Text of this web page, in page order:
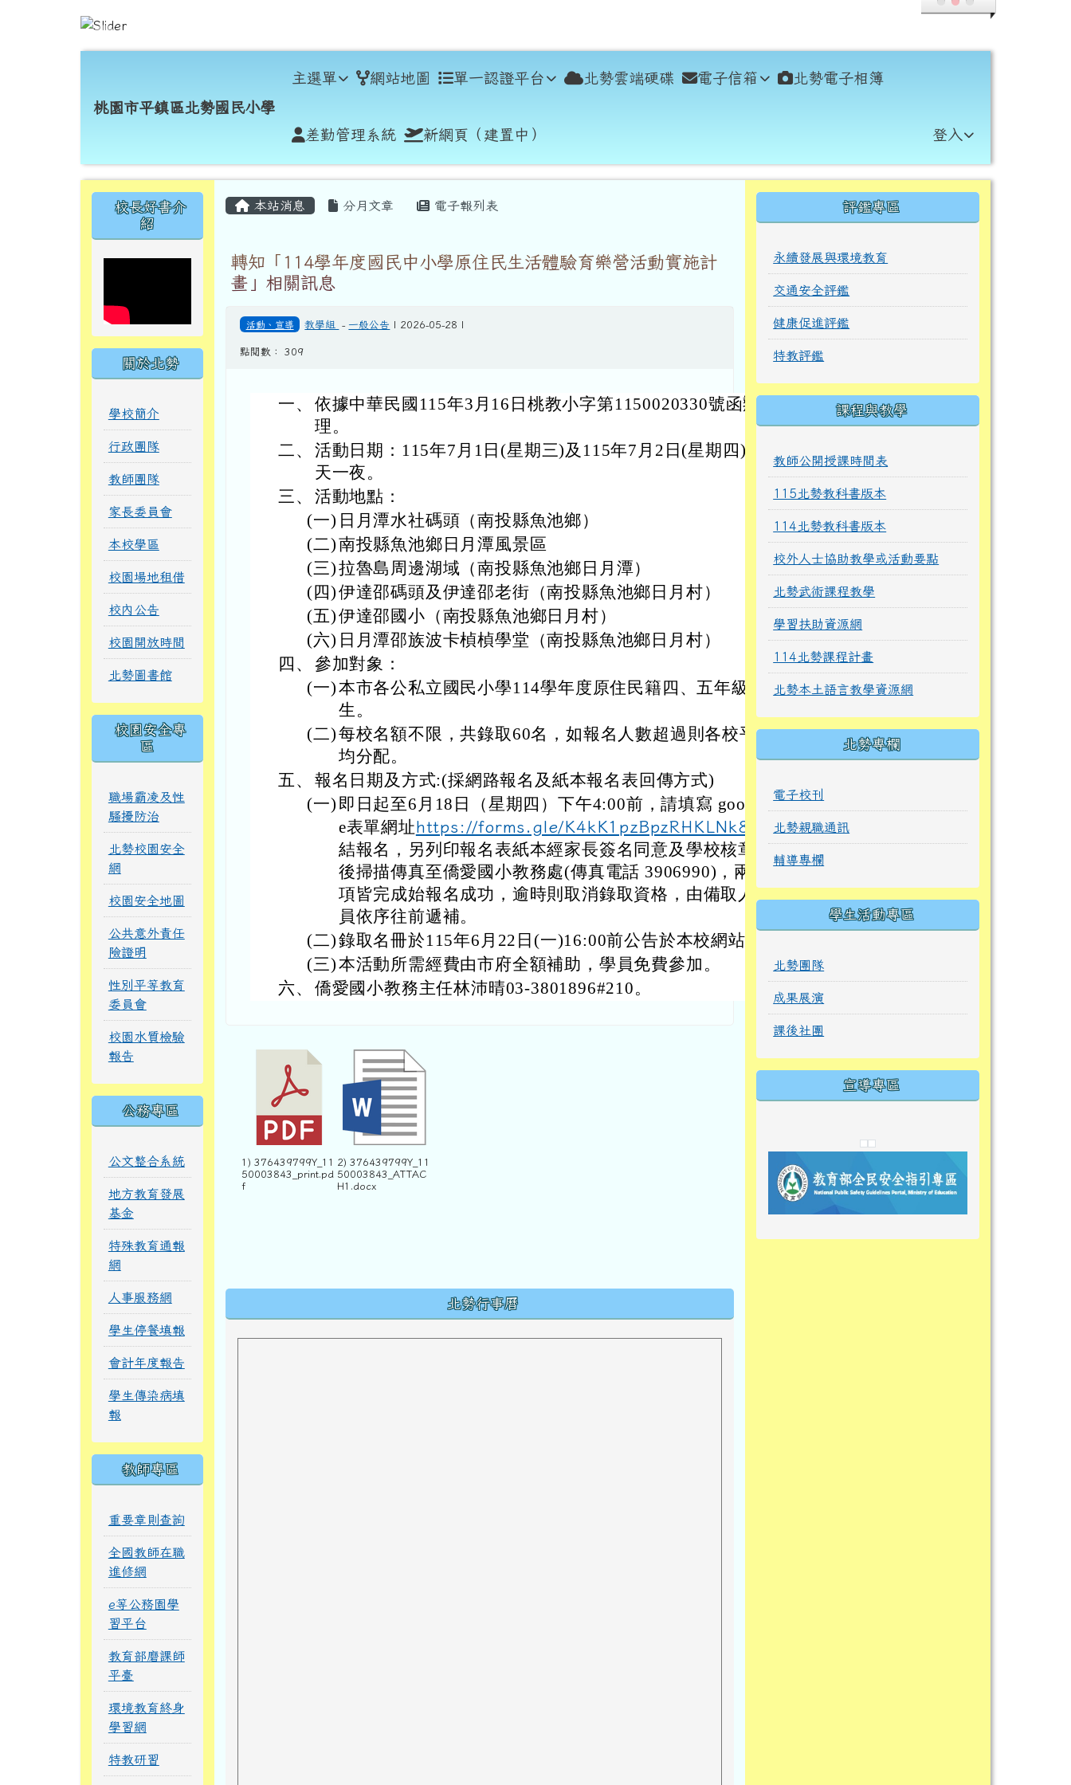
桃園市平鎮區北勢國民小學
桃園市平鎮區北勢國民小學
主選單 網站地圖 單一認證平台 北勢雲端硬碟 電子信箱 北勢電子相簿
差勤管理系統 新網頁（建置中） 登入
左邊區域內容
校長好書介
紹
關於北勢
學校簡介
行政團隊
教師團隊
家長委員會
本校學區
校園場地租借
校內公告
校園開放時間
北勢圖書館
校園安全專
區
職場霸凌及性
騷擾防治
北勢校園安全
網
校園安全地圖
公共意外責任
險證明
性別平等教育
委員會
校園水質檢驗
報告
公務專區
公文整合系統
地方教育發展
基金
特殊教育通報
網
人事服務網
學生停餐填報
會計年度報告
學生傳染病填
報
教師專區
重要章則查詢
全國教師在職
進修網
e等公務園學
習平台
教育部磨課師
平臺
環境教育終身
學習網
特教研習
主內容區域
本站消息 分月文章 電子報列表
轉知「114學年度國民中小學原住民生活體驗育樂營活動實施計
畫」相關訊息
活動、宣導 教學組 - 一般公告 | 2026-05-28 |
點閱數： 309
一、 依據中華民國115年3月16日桃教小字第1150020330號函辦
理。
二、 活動日期：115年7月1日(星期三)及115年7月2日(星期四)兩
天一夜。
三、 活動地點：
(一) 日月潭水社碼頭（南投縣魚池鄉）
(二)南投縣魚池鄉日月潭風景區
(三)拉魯島周邊湖域（南投縣魚池鄉日月潭）
(四)伊達邵碼頭及伊達邵老街（南投縣魚池鄉日月村）
(五)伊達邵國小（南投縣魚池鄉日月村）
(六) 日月潭邵族波卡楨楨學堂（南投縣魚池鄉日月村）
四、 參加對象：
(一)本市各公私立國民小學114學年度原住民籍四、五年級學
生。
(二)每校名額不限，共錄取60名，如報名人數超過則各校平
均分配。
五、 報名日期及方式:(採網路報名及紙本報名表回傳方式)
(一) 即日起至6月18日（星期四）下午4:00前，請填寫 googl
e表單網址https://forms.gle/K4kK1pzBpzRHKLNk8
結報名，另列印報名表紙本經家長簽名同意及學校核章
後掃描傳真至僑愛國小教務處(傳真電話 3906990)，兩
項皆完成始報名成功，逾時則取消錄取資格，由備取人
員依序往前遞補。
(二)錄取名冊於115年6月22日(一)16:00前公告於本校網站。
(三)本活動所需經費由市府全額補助，學員免費參加。
六、 僑愛國小教務主任林沛晴03-3801896#210。
1) 376439799Y_11
50003843_print.pd
f
2) 376439799Y_11
50003843_ATTAC
H1.docx
北勢行事曆
右邊區域內容
評鑑專區
永續發展與環境教育
交通安全評鑑
健康促進評鑑
特教評鑑
課程與教學
教師公開授課時間表
115北勢教科書版本
114北勢教科書版本
校外人士協助教學或活動要點
北勢武術課程教學
學習扶助資源網
114北勢課程計畫
北勢本土語言教學資源網
北勢專欄
電子校刊
北勢親職通訊
輔導專欄
學生活動專區
北勢團隊
成果展演
課後社團
宣導專區
link to https://
link to https://eliteracy.edu.tw/
link to https://
link to https://10000.gov.tw/
link to https://eliteracy.edu.tw/
link to https://10000.gov.tw/
link to https://
link to https://
link to https://i.win.org.tw/
link to https://
link to https://
link to https://
link to https://
頁尾區域